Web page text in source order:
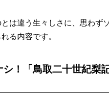
は違う生々しさに、思わず
る内容です。
！「鳥取二十世紀梨